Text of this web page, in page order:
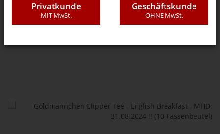
Privatkunde
MIT MwSt.
Geschäftskunde
OHNE MwSt.